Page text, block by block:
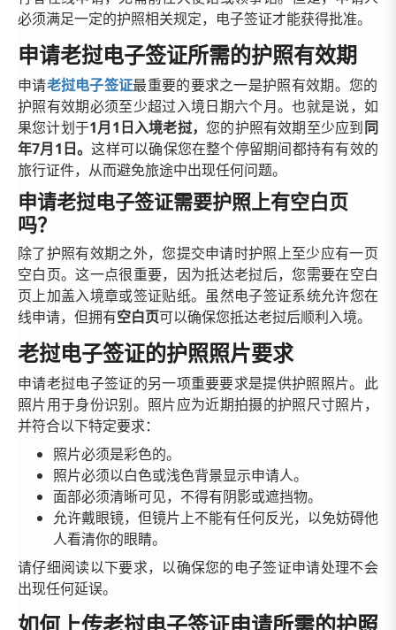
必须满足一定的护照相关规定，电子签证才能获得批准。
申请老挝电子签证所需的护照有效期
申请老挝电子签证最重要的要求之一是护照有效期。您的
护照有效期必须至少超过入境日期六个月。也就是说，如
果您计划于1月1日入境老挝，您的护照有效期至少应到同
年7月1日。这样可以确保您在整个停留期间都持有有效的
旅行证件，从而避免旅途中出现任何问题。
申请老挝电子签证需要护照上有空白页
吗？
除了护照有效期之外，您提交申请时护照上至少应有一页
空白页。这一点很重要，因为抵达老挝后，您需要在空白
页上加盖入境章或签证贴纸。虽然电子签证系统允许您在
线申请，但拥有空白页可以确保您抵达老挝后顺利入境。
老挝电子签证的护照照片要求
申请老挝电子签证的另一项重要要求是提供护照照片。此
照片用于身份识别。照片应为近期拍摄的护照尺寸照片，
并符合以下特定要求：
照片必须是彩色的。
照片必须以白色或浅色背景显示申请人。
面部必须清晰可见，不得有阴影或遮挡物。
允许戴眼镜，但镜片上不能有任何反光，以免妨碍他
人看清你的眼睛。
请仔细阅读以下要求，以确保您的电子签证申请处理不会
出现任何延误。